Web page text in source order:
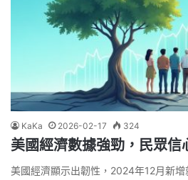
KaKa 2026-02-17 324
美國經濟數據強勁，民眾信
美國經濟顯示出韌性，2024年12月新